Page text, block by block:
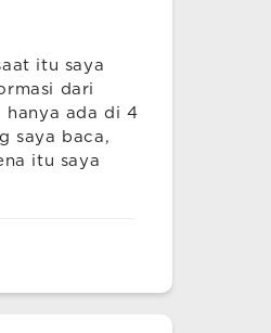
itu saya
dari
hanya ada di 4
saya baca,
itu saya